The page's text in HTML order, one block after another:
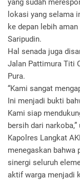
yang sudah
lokasi yang selama
ke depan lebih
Saripudin.
Hal senada juga
Jalan Pattimura Titi
Pura.
“Kami sangat
Ini menjadi bukti
Kami siap
bersih dari narkoba,”
Kapolres Langkat
menegaskan bahwa
sinergi seluruh
aktif warga menjadi